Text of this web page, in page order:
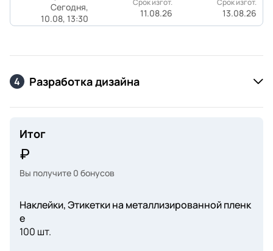
Сегодня,
10.08, 13:30
11.08.26 13.08.26
4 Разработка дизайна
Итог
Вы получите 0 бонусов
Наклейки, Этикетки на металлизированной пленк
е
100 шт.